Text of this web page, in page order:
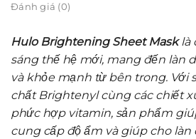
Đánh giá (0)
Hulo Brightening Sheet Masklà
sáng thế hệ mới, mang đến làn
và khỏe mạnh từ bên trong. Với
chất Brightenyl cùng các chiết
phức hợp vitamin, sản phẩm
cung cấp độ ẩm và giúp cho làn